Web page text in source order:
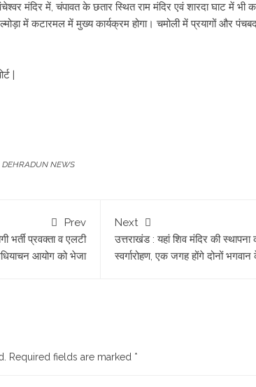
मंदिर में, चंपावत के छतार स्थित राम मंदिर एवं शारदा घाट में भी
में कटारमल में मुख्य कार्यक्रम होगा। चमोली में प्रयागों और
|
DEHRADUN NEWS
Prev
भर्ती प्रवक्ता व एलटी
आयोग को भेजा
Next
उत्तराखंड : यहां शिव मंदिर की स्थापना
स्वर्गारोहण, एक जगह होंगे दोनों
Required fields are marked *